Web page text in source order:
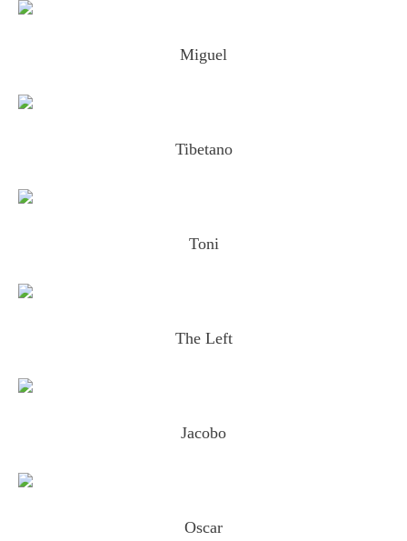
Miguel
Tibetano
Toni
The Left
Jacobo
Oscar